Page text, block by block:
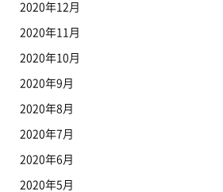
2020年12月
2020年11月
2020年10月
2020年9月
2020年8月
2020年7月
2020年6月
2020年5月